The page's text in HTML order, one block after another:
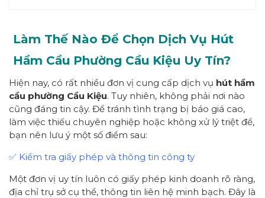
Làm Thế Nào Để Chọn Dịch Vụ Hút
Hầm Cầu Phường Cầu Kiệu Uy Tín?
Hiện nay, có rất nhiều đơn vị cung cấp dịch vụ hút hầm
cầu phường Cầu Kiệu. Tuy nhiên, không phải nơi nào
cũng đáng tin cậy. Để tránh tình trạng bị báo giá cao,
làm việc thiếu chuyên nghiệp hoặc không xử lý triệt để,
bạn nên lưu ý một số điểm sau:
✅ Kiểm tra giấy phép và thông tin công ty
Một đơn vị uy tín luôn có giấy phép kinh doanh rõ ràng,
địa chỉ trụ sở cụ thể, thông tin liên hệ minh bạch. Đây là